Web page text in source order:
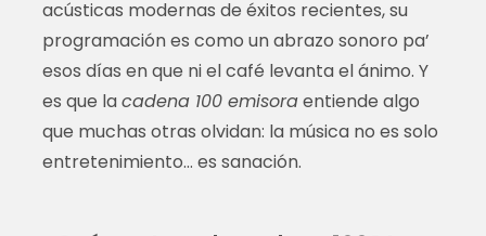
acústicas modernas de éxitos recientes, su
programación es como un abrazo sonoro pa’
esos días en que ni el café levanta el ánimo. Y
es que lacadena 100 emisoraentiende algo
que muchas otras olvidan: la música no es solo
entretenimiento… es sanación.